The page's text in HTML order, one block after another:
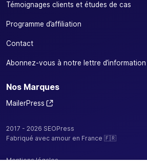
Témoignages clients et études de cas
Programme d’affiliation
Contact
Abonnez-vous à notre lettre d’information
Nos Marques
MailerPress
2017 - 2026 SEOPress
Fabriqué avec amour en France 🇫🇷
Mentions légales